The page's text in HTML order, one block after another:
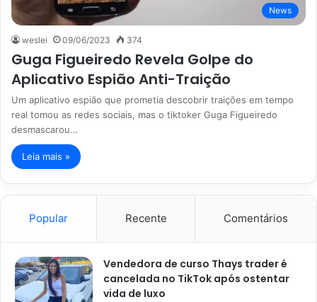
News
weslei 09/06/2023 374
Guga Figueiredo Revela Golpe do
Aplicativo Espião Anti-Traição
Um aplicativo espião que prometia descobrir traições em tempo
real tomou as redes sociais, mas o tiktoker Guga Figueiredo
desmascarou…
Leia mais »
Popular Recente Comentários
Vendedora de curso Thays trader é
cancelada no TikTok após ostentar
vida de luxo